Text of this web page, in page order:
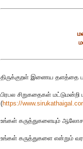
திருக்குறள் இணைய தளத்தை
பிரபல சிறுகதைகள் மட்டுமன்றி
(https://
உங்கள் கருத்துகளையும்
உங்கள் கருத்துகளை என்றும்